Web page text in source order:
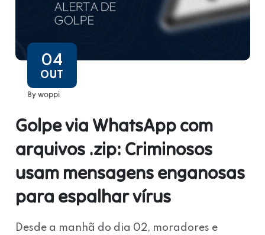
04
OUT
By woppi
Golpe via WhatsApp com
arquivos .zip: Criminosos
usam mensagens enganosas
para espalhar vírus
Desde a manhã do dia 02, moradores e